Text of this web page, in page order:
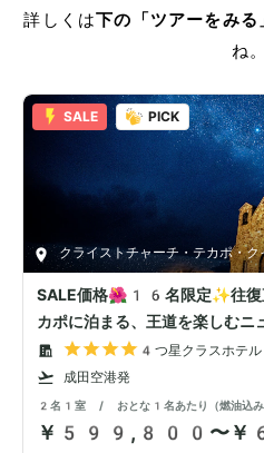
詳しくは下の「ツアーをみる
ね。